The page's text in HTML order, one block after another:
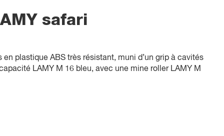
safari
plastique ABS très résistant, muni d’un grip à cavités
LAMY M 16 bleu, avec une mine roller LAMY M